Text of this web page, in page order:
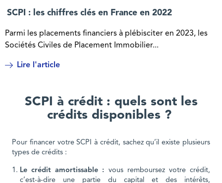
SCPI : les chiffres clés en France en 2022
Parmi les placements financiers à plébisciter en 2023, les
Sociétés Civiles de Placement Immobilier...
Lire l'article
SCPI à crédit : quels sont les
crédits disponibles ?
Pour financer votre SCPI à crédit, sachez qu’il existe plusieurs
types de crédits :
Le crédit amortissable : vous remboursez votre crédit,
c’est-à-dire une partie du capital et des intérêts,